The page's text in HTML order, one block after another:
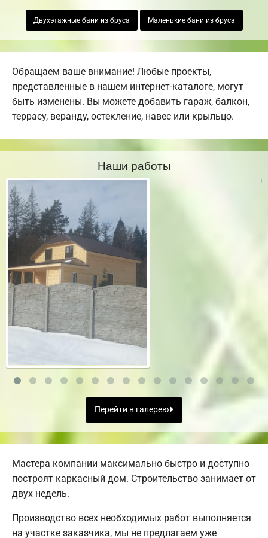
Двухэтажные бани из бруса Маленькие бани из бруса
Обращаем ваше внимание! Любые проекты,
представленные в нашем интернет-каталоге, могут
быть изменены. Вы можете добавить гараж, балкон,
террасу, веранду, остекление, навес или крыльцо.
Наши работы
Перейти в галерею
Мастера компании максимально быстро и доступно
построят каркасный дом. Строительство занимает от
двух недель.
Производство всех необходимых работ выполняется
на участке заказчика, мы не предлагаем уже